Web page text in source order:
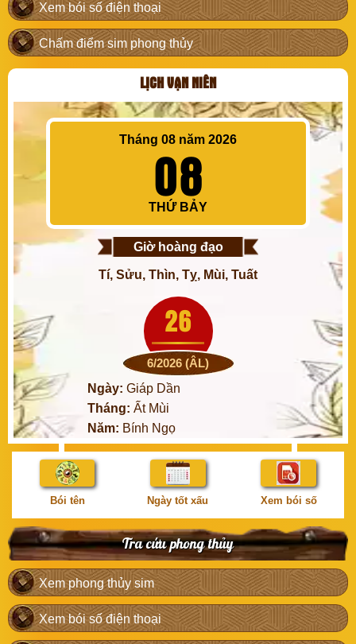
Xem bói số điện thoại
Chấm điểm sim phong thủy
LỊCH VẠN NIÊN
Tháng 08 năm 2026
08
THỨ BẢY
Giờ hoàng đạo
Tí, Sửu, Thìn, Tỵ, Mùi, Tuất
26
6/2026 (ÂL)
Ngày:Giáp Dần
Tháng:Ất Mùi
Năm: Bính Ngọ
Bói tên Ngày tốt xấu Xem bói số
Tra cứu phong thủy
Xem phong thủy sim
Xem bói số điện thoại